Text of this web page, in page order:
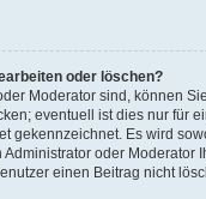
oder löschen?
Moderator sind, können
eventuell ist dies nur für
gekennzeichnet. Es wird
oder
einen Beitrag nicht